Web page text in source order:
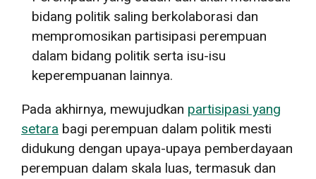
bidang politik saling berkolaborasi dan
mempromosikan partisipasi perempuan
dalam bidang politik serta isu-isu
keperempuanan lainnya.
Pada akhirnya, mewujudkan partisipasi yang
setara bagi perempuan dalam politik mesti
didukung dengan upaya-upaya pemberdayaan
perempuan dalam skala luas, termasuk dan